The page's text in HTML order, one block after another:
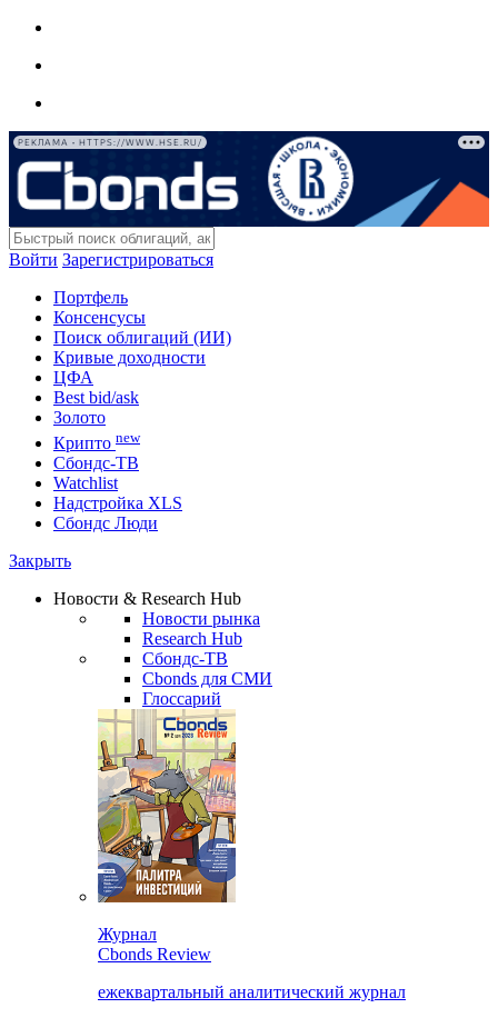
РЕКЛАМА • HTTPS://WWW.HSE.RU/
Войти Зарегистрироваться
Портфель
Консенсусы
Поиск облигаций (ИИ)
Кривые доходности
ЦФА
Best bid/ask
Золото
Крипто new
Сбондс-ТВ
Watchlist
Надстройка XLS
Сбондс Люди
Закрыть
Новости & Research Hub
Новости рынка
Research Hub
Сбондс-ТВ
Cbonds для СМИ
Глоссарий
Журнал
Cbonds Review
ежеквартальный аналитический журнал